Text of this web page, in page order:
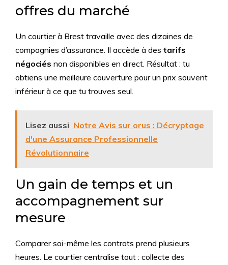
offres du marché
Un courtier à Brest travaille avec des dizaines de
compagnies d’assurance. Il accède à des tarifs
négociés non disponibles en direct. Résultat : tu
obtiens une meilleure couverture pour un prix souvent
inférieur à ce que tu trouves seul.
Lisez aussi Notre Avis sur orus : Décryptage
d'une Assurance Professionnelle
Révolutionnaire
Un gain de temps et un
accompagnement sur
mesure
Comparer soi-même les contrats prend plusieurs
heures. Le courtier centralise tout : collecte des